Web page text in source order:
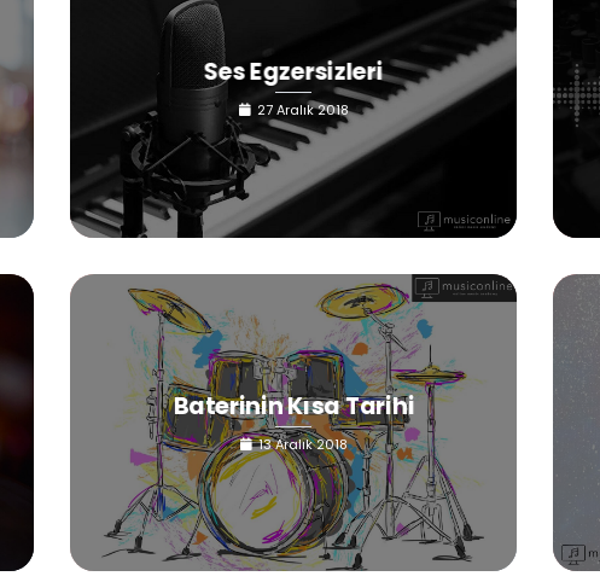
Ses Egzersizleri
27 Aralık 2018
Baterinin Kısa Tarihi
13 Aralık 2018